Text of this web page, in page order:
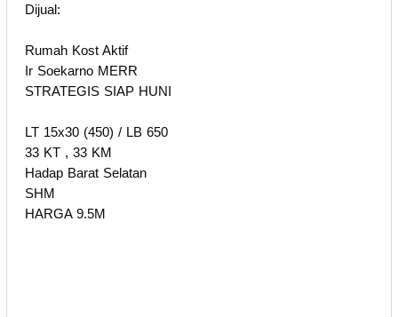
Dijual:
Rumah Kost Aktif
Ir Soekarno MERR
STRATEGIS SIAP HUNI
LT 15x30 (450) / LB 650
33 KT , 33 KM
Hadap Barat Selatan
SHM
HARGA 9.5M